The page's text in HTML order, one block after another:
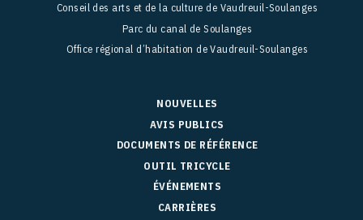
Conseil des arts et de la culture de Vaudreuil-Soulanges
Parc du canal de Soulanges
Office régional d’habitation de Vaudreuil-Soulanges
NOUVELLES
AVIS PUBLICS
DOCUMENTS DE RÉFÉRENCE
OUTIL TRICYCLE
ÉVÉNEMENTS
CARRIÈRES